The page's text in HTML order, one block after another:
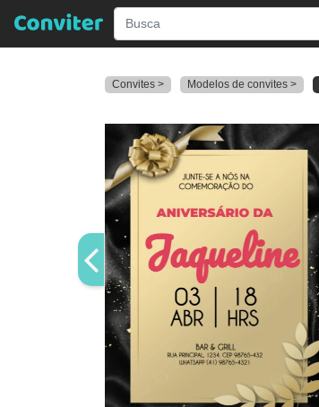
Convites > Modelos de convites >